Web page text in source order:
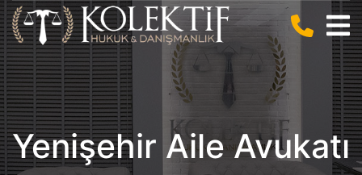
BIZ KIMIZ ?
KURUCUMUZ
CEZA HUKUKU
BILIŞIM HUKUKU
MIRAS HUKUKU
ANLAŞMALI BOŞANMA
BILIŞIM SUÇLARI
DOLANDIRICILIK SUÇU
Yenişehir Aile Avukatı